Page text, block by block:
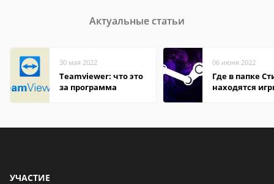
Актуальные статьи
30 мая 2022
Teamviewer: что это
за программа
06 июня 2022
Где в папке
находятся
УЧАСТИЕ